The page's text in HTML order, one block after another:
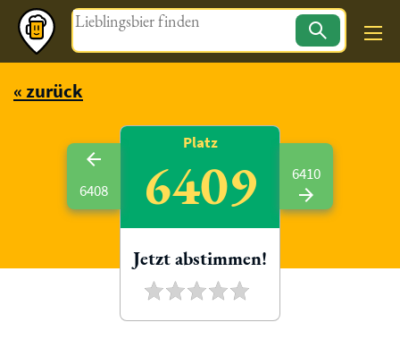
Magazin
« zurück
6408
Platz
6409
Jetzt abstimmen!
6410